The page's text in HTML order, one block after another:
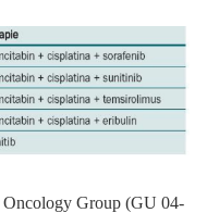
Group (GU 04-